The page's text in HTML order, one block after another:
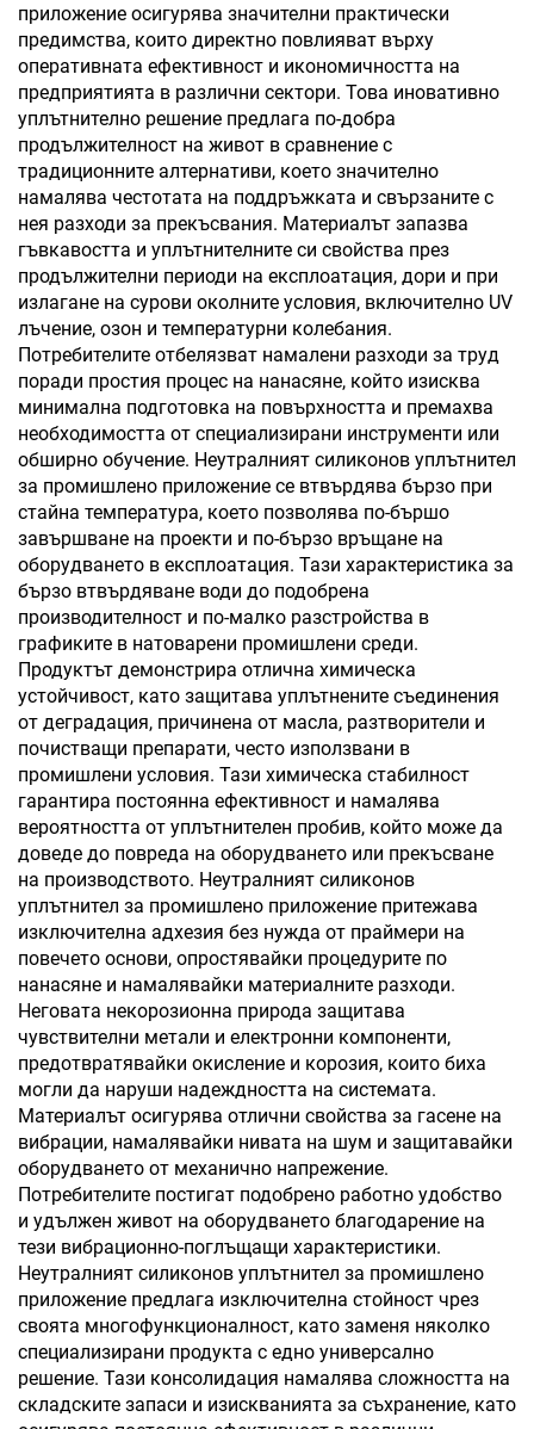
приложение осигурява значителни практически
предимства, които директно повлияват върху
оперативната ефективност и икономичността на
предприятията в различни сектори. Това иновативно
уплътнително решение предлага по-добра
продължителност на живот в сравнение с
традиционните алтернативи, което значително
намалява честотата на поддръжката и свързаните с
нея разходи за прекъсвания. Материалът запазва
гъвкавостта и уплътнителните си свойства през
продължителни периоди на експлоатация, дори и при
излагане на сурови околните условия, включително UV
лъчение, озон и температурни колебания.
Потребителите отбелязват намалени разходи за труд
поради простия процес на нанасяне, който изисква
минимална подготовка на повърхността и премахва
необходимостта от специализирани инструменти или
обширно обучение. Неутралният силиконов уплътнител
за промишлено приложение се втвърдява бързо при
стайна температура, което позволява по-бършо
завършване на проекти и по-бързо връщане на
оборудването в експлоатация. Тази характеристика за
бързо втвърдяване води до подобрена
производителност и по-малко разстройства в
графиките в натоварени промишлени среди.
Продуктът демонстрира отлична химическа
устойчивост, като защитава уплътнените съединения
от деградация, причинена от масла, разтворители и
почистващи препарати, често използвани в
промишлени условия. Тази химическа стабилност
гарантира постоянна ефективност и намалява
вероятността от уплътнителен пробив, който може да
доведе до повреда на оборудването или прекъсване
на производството. Неутралният силиконов
уплътнител за промишлено приложение притежава
изключителна адхезия без нужда от праймери на
повечето основи, опростявайки процедурите по
нанасяне и намалявайки материалните разходи.
Неговата некорозионна природа защитава
чувствителни метали и електронни компоненти,
предотвратявайки окисление и корозия, които биха
могли да наруши надеждността на системата.
Материалът осигурява отлични свойства за гасене на
вибрации, намалявайки нивата на шум и защитавайки
оборудването от механично напрежение.
Потребителите постигат подобрено работно удобство
и удължен живот на оборудването благодарение на
тези вибрационно-поглъщащи характеристики.
Неутралният силиконов уплътнител за промишлено
приложение предлага изключителна стойност чрез
своята многофункционалност, като заменя няколко
специализирани продукта с едно универсално
решение. Тази консолидация намалява сложността на
складските запаси и изискванията за съхранение, като